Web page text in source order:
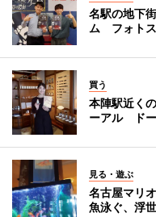
名駅の地下
ム フォト
買う
本陣駅近く
ーアル ド
見る・遊ぶ
名古屋マリ
魚泳ぐ、浮